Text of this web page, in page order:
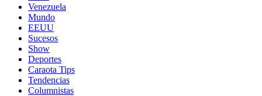
Venezuela
Mundo
EEUU
Sucesos
Show
Deportes
Caraota Tips
Tendencias
Columnistas